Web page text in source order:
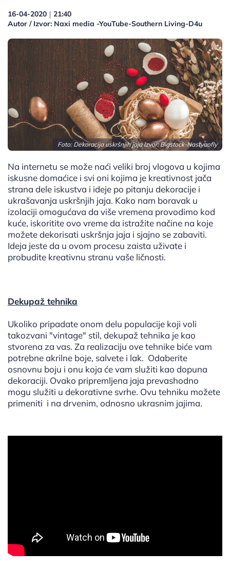
16-04-2020 | 21:40
Autor / Izvor: Naxi media -YouTube-Southern Living-D4u
Foto: Dekoracija uskršnjih jaja Izvor:Bigstock-Nastyaofly
Na internetu se može naći veliki broj vlogova u kojima
iskusne domaćice i svi oni kojima je kreativnost jača
strana dele iskustva i ideje po pitanju dekoracije i
ukrašavanja uskršnjih jaja. Kako nam boravak u
izolaciji omogućava da više vremena provodimo kod
kuće, iskoritite ovo vreme da istražite načine na koje
možete dekorisati uskršnja jaja i sjajno se zabaviti.
Ideja jeste da u ovom procesu zaista uživate i
probudite kreativnu stranu vaše ličnosti.
Dekupaž tehnika
Ukoliko pripadate onom delu populacije koji voli
takozvani "vintage" stil, dekupaž tehnika je kao
stvorena za vas. Za realizaciju ove tehnike biće vam
potrebne akrilne boje, salvete i lak. Odaberite
osnovnu boju i onu koja će vam služiti kao dopuna
dekoraciji. Ovako pripremljena jaja prevashodno
mogu služiti u dekorativne svrhe. Ovu tehniku možete
primeniti i na drvenim, odnosno ukrasnim jajima.